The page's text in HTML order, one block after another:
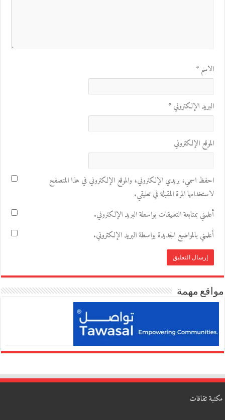
الاسم*
البريد الإلكتروني*
الموقع الإلكتروني
احفظ اسمي، بريدي الإلكتروني، والموقع الإلكتروني في هذا المتصفح
لاستخدامها المرة المقبلة في تعليقي.
أعلمني بمتابعة التعليقات بواسطة البريد الإلكتروني.
أعلمني بالمواضيع الجديدة بواسطة البريد الإلكتروني.
مواقع مهمة
مكتبة ثقافات